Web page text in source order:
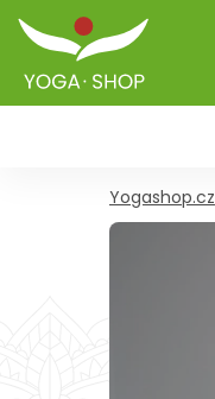
Yogashop.cz